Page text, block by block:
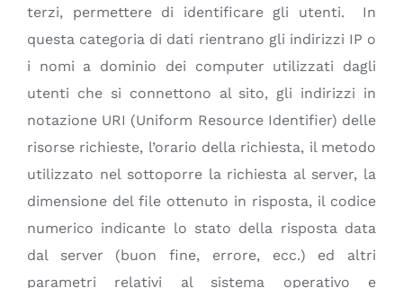
terzi, permettere di identificare gli utenti. In
questa categoria di dati rientrano gli indirizzi IP o
i nomi a dominio dei computer utilizzati dagli
utenti che si connettono al sito, gli indirizzi in
notazione URI (Uniform Resource Identifier) delle
risorse richieste, l’orario della richiesta, il metodo
utilizzato nel sottoporre la richiesta al server, la
dimensione del file ottenuto in risposta, il codice
numerico indicante lo stato della risposta data
dal server (buon fine, errore, ecc.) ed altri
parametri relativi al sistema operativo e